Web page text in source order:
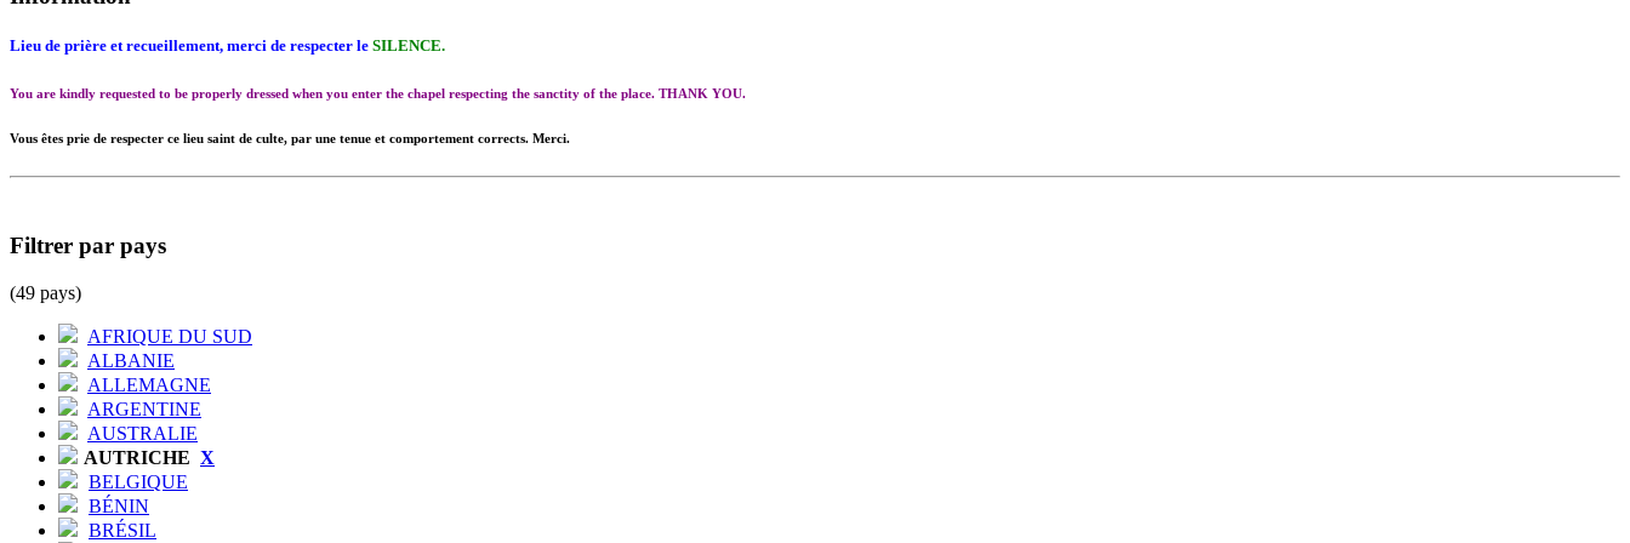
Lieu de prière et recueillement, merci de respecter le SILENCE.
You are kindly requested to be properly dressed when you enter the chapel respecting the sanctity of the place. THANK YOU.
Vous êtes prie de respecter ce lieu saint de culte, par une tenue et comportement corrects. Merci.
Filtrer par pays
(49 pays)
AFRIQUE DU SUD
ALBANIE
ALLEMAGNE
ARGENTINE
AUSTRALIE
AUTRICHE X
BELGIQUE
BÉNIN
BRÉSIL